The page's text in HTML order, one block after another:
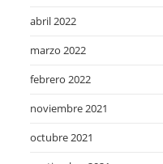
abril 2022
marzo 2022
febrero 2022
noviembre 2021
octubre 2021